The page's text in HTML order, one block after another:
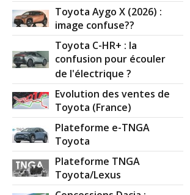
Toyota Aygo X (2026) :
image confuse??
Toyota C-HR+ : la
confusion pour écouler
de l'électrique ?
Evolution des ventes de
Toyota (France)
Plateforme e-TNGA
Toyota
Plateforme TNGA
Toyota/Lexus